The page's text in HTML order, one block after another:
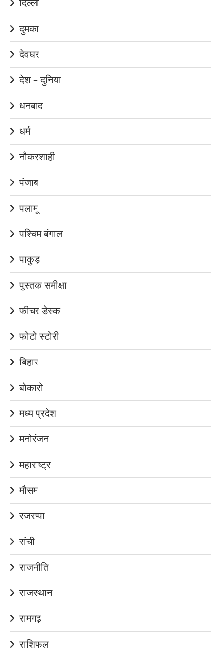
दिल्ली
दुमका
देवघर
देश – दुनिया
धनबाद
धर्म
नौकरशाही
पंजाब
पलामू
पश्चिम बंगाल
पाकुड़
पुस्तक समीक्षा
फीचर डेस्क
फोटो स्टोरी
बिहार
बोकारो
मध्य प्रदेश
मनोरंजन
महाराष्ट्र
मौसम
रजरप्पा
रांची
राजनीति
राजस्थान
रामगढ़
राशिफल